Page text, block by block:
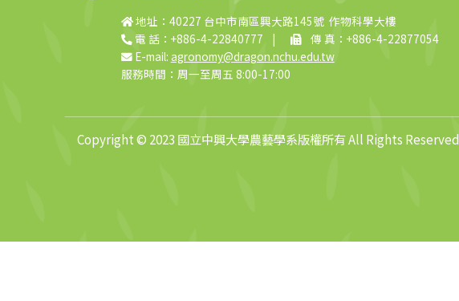
地址：40227 台中市南區興大路145號 作物科學大樓
電 話：+886-4-22840777
|
傳 真：+886-4-22877054
E-mail: agronomy@dragon.nchu.edu.tw
服務時間：周一至周五 8:00-17:00
Copyright © 2023 國立中興大學農藝學系版權所有 All Rights Reserved